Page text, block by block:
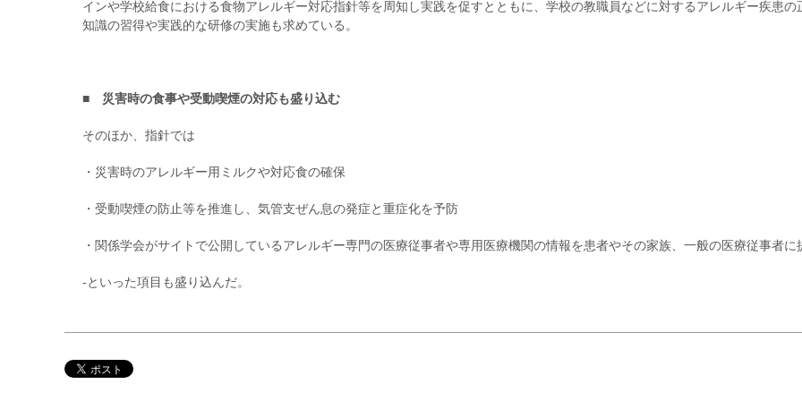
インや学校給食における食物アレルギー対応指針等を周知し実践を促すとともに、学校の教職員などに対するアレルギー疾患の
知識の習得や実践的な研修の実施も求めている。
■ 災害時の食事や受動喫煙の対応も盛り込む
そのほか、指針では
・災害時のアレルギー用ミルクや対応食の確保
・受動喫煙の防止等を推進し、気管支ぜん息の発症と重症化を予防
・関係学会がサイトで公開しているアレルギー専門の医療従事者や専用医療機関の情報を患者やその家族、一般の医療従事者に
‐といった項目も盛り込んだ。